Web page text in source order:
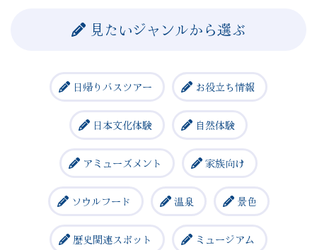
見たいジャンルから選ぶ
日帰りバスツアー お役立ち情報
日本文化体験 自然体験
アミューズメント 家族向け
ソウルフード 温泉 景色
歴史関連スポット ミュージアム